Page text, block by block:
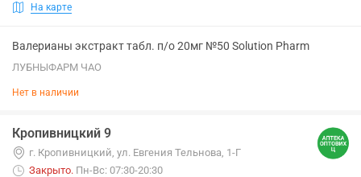
На карте
Валерианы экстракт табл. п/о 20мг №50 Solution Pharm
ЛУБНЫФАРМ ЧАО
Нет в наличии
Кропивницкий 9
г. Кропивницкий, ул. Евгения Тельнова, 1-Г
Закрыто. Пн-Вс: 07:30-20:30